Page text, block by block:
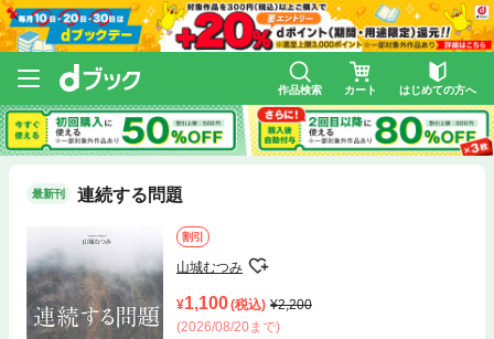
作品検索 カート はじめての方へ
最新刊 連続する問題
割引
山城むつみ
1,100(税込)
2,200
(2026/08/20まで)